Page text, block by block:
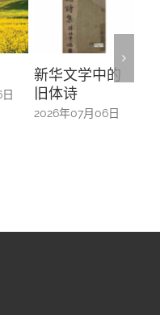
新华文学中的
旧体诗
2026年07月06日
螺钿留
中的百